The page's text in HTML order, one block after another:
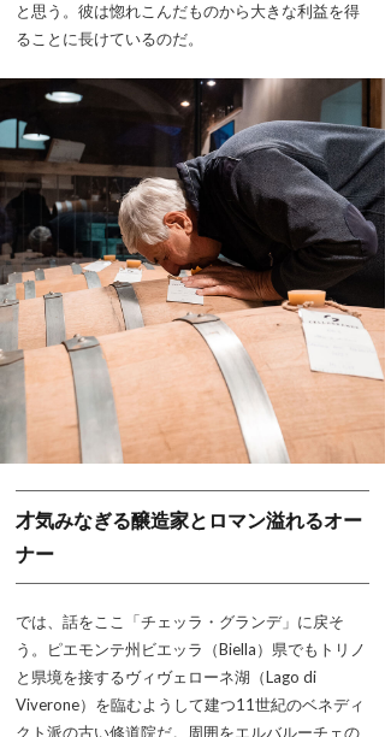
と思う。彼は惚れこんだものから大きな利益を得
ることに長けているのだ。
才気みなぎる醸造家とロマン溢れるオー
ナー
では、話をここ「チェッラ・グランデ」に戻そ
う。ピエモンテ州ビエッラ（Biella）県でもトリノ
と県境を接するヴィヴェローネ湖（Lago di
Viverone）を臨むようして建つ11世紀のベネディ
クト派の古い修道院だ。周囲をエルバルーチェの